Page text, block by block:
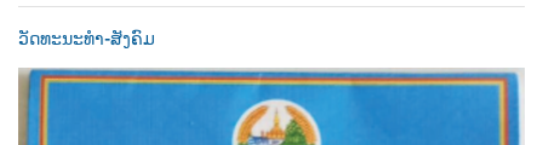
ວັດທະນະທຳ-ສັງຄົມ